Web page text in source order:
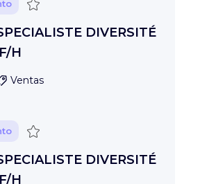
Guardar
DIVERSITÉ
H
Ventas
Guardar
DIVERSITÉ
H